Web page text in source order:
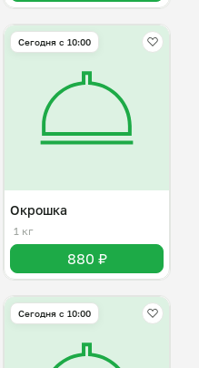
Сегодня с 10:00
Окрошка
1 кг
880 ₽
Сегодня с 10:00